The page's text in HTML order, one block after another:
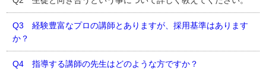
Q3 経験豊富なプロの講師とありますが、採用基準はあります
か？
Q4 指導する講師の先生はどのような方ですか？